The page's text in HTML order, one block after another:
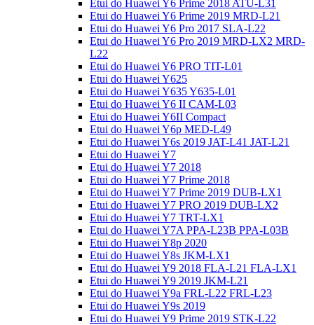
Etui do Huawei Y6 Prime 2018 ATU-L31
Etui do Huawei Y6 Prime 2019 MRD-L21
Etui do Huawei Y6 Pro 2017 SLA-L22
Etui do Huawei Y6 Pro 2019 MRD-LX2 MRD-
L22
Etui do Huawei Y6 PRO TIT-L01
Etui do Huawei Y625
Etui do Huawei Y635 Y635-L01
Etui do Huawei Y6 II CAM-L03
Etui do Huawei Y6II Compact
Etui do Huawei Y6p MED-L49
Etui do Huawei Y6s 2019 JAT-L41 JAT-L21
Etui do Huawei Y7
Etui do Huawei Y7 2018
Etui do Huawei Y7 Prime 2018
Etui do Huawei Y7 Prime 2019 DUB-LX1
Etui do Huawei Y7 PRO 2019 DUB-LX2
Etui do Huawei Y7 TRT-LX1
Etui do Huawei Y7A PPA-L23B PPA-L03B
Etui do Huawei Y8p 2020
Etui do Huawei Y8s JKM-LX1
Etui do Huawei Y9 2018 FLA-L21 FLA-LX1
Etui do Huawei Y9 2019 JKM-L21
Etui do Huawei Y9a FRL-L22 FRL-L23
Etui do Huawei Y9s 2019
Etui do Huawei Y9 Prime 2019 STK-L22